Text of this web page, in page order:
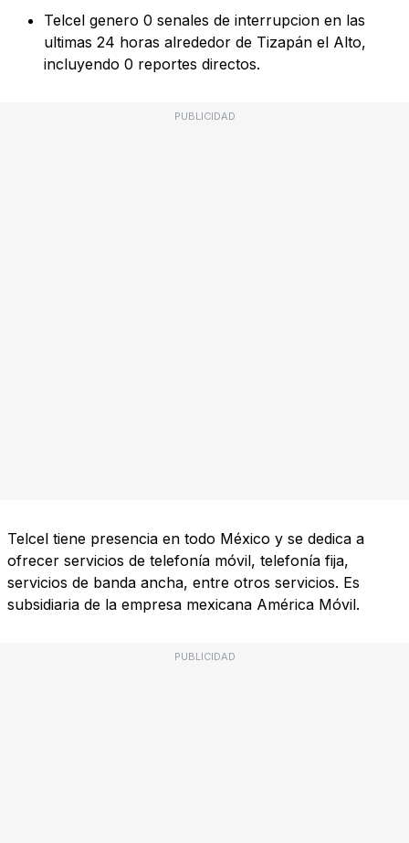
Telcel genero 0 senales de interrupcion en las
ultimas 24 horas alrededor de Tizapán el Alto,
incluyendo 0 reportes directos.
PUBLICIDAD
Telcel tiene presencia en todo México y se dedica a
ofrecer servicios de telefonía móvil, telefonía fija,
servicios de banda ancha, entre otros servicios. Es
subsidiaria de la empresa mexicana América Móvil.
PUBLICIDAD